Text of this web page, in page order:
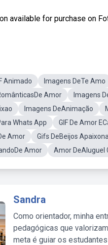
available for purchase on
Animado Imagens DeTe Amo
Amor
Imagens
Imagens DeAnimação
Whats App
GIF De Amor
Amor
Gifs DeBeijos
Amor
Amor DeAluguel
Sandra
Como orientador, minha
pedagógicas que
meta é guiar os